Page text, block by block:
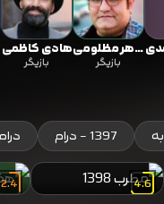
میرطاهر مظلومی
بازیگر
هادی کاظمی
بازیگر
1397 - درام
4.6
2.4